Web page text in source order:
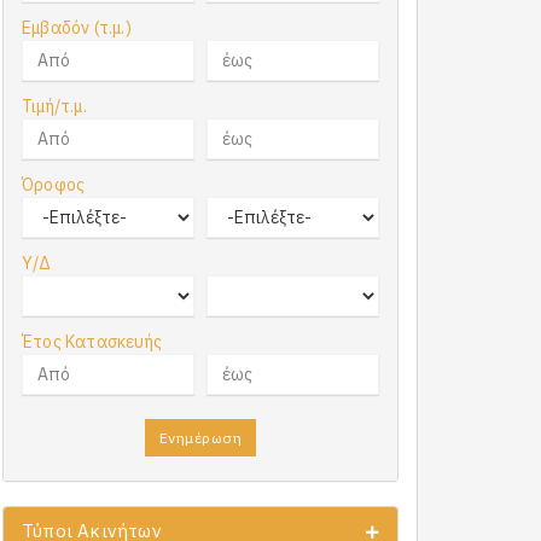
Εμβαδόν (τ.μ.)
Τιμή/τ.μ.
Όροφος
Υ/Δ
Έτος Κατασκευής
Ενημέρωση
Τύποι Ακινήτων